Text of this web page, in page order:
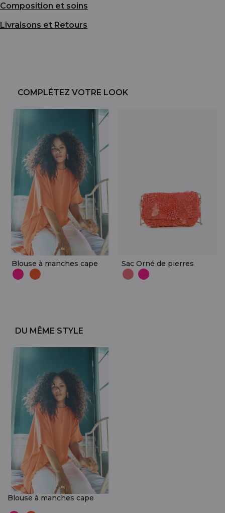
Composition et soins
Livraisons et Retours
COMPLÉTEZ VOTRE LOOK
Blouse à manches cape Sac Orné de pierres
DU MÊME STYLE
Blouse à manches cape